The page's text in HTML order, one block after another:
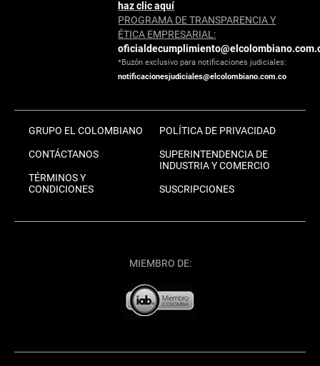
haz clic aquí
PROGRAMA DE TRANSPARENCIA Y
ÉTICA EMPRESARIAL:
*Buzón exclusivo para notificaciones judiciales:
notificacionesjudiciales@elcolombiano.com.co
GRUPO EL COLOMBIANO
CONTÁCTANOS
TÉRMINOS Y
CONDICIONES
POLÍTICA DE PRIVACIDAD
SUPERINTENDENCIA DE
INDUSTRIA Y COMERCIO
SUSCRIPCIONES
MIEMBRO DE: